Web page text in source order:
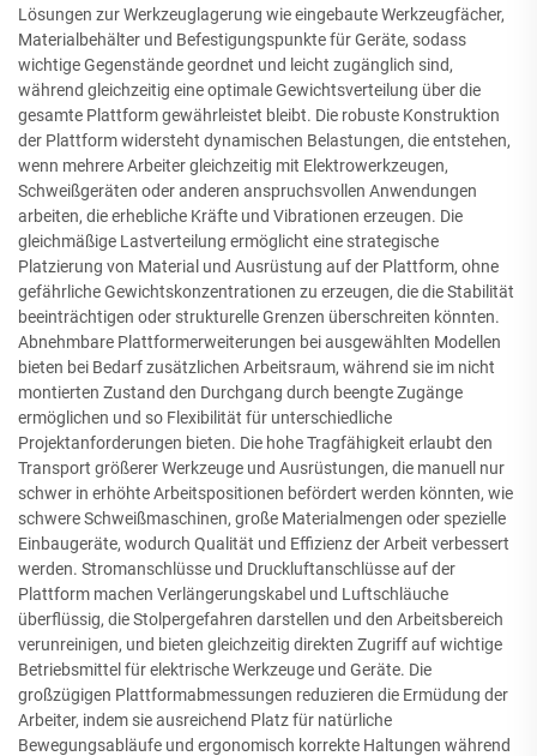
Lösungen zur Werkzeuglagerung wie eingebaute Werkzeugfächer,
Materialbehälter und Befestigungspunkte für Geräte, sodass
wichtige Gegenstände geordnet und leicht zugänglich sind,
während gleichzeitig eine optimale Gewichtsverteilung über die
gesamte Plattform gewährleistet bleibt. Die robuste Konstruktion
der Plattform widersteht dynamischen Belastungen, die entstehen,
wenn mehrere Arbeiter gleichzeitig mit Elektrowerkzeugen,
Schweißgeräten oder anderen anspruchsvollen Anwendungen
arbeiten, die erhebliche Kräfte und Vibrationen erzeugen. Die
gleichmäßige Lastverteilung ermöglicht eine strategische
Platzierung von Material und Ausrüstung auf der Plattform, ohne
gefährliche Gewichtskonzentrationen zu erzeugen, die die Stabilität
beeinträchtigen oder strukturelle Grenzen überschreiten könnten.
Abnehmbare Plattformerweiterungen bei ausgewählten Modellen
bieten bei Bedarf zusätzlichen Arbeitsraum, während sie im nicht
montierten Zustand den Durchgang durch beengte Zugänge
ermöglichen und so Flexibilität für unterschiedliche
Projektanforderungen bieten. Die hohe Tragfähigkeit erlaubt den
Transport größerer Werkzeuge und Ausrüstungen, die manuell nur
schwer in erhöhte Arbeitspositionen befördert werden könnten, wie
schwere Schweißmaschinen, große Materialmengen oder spezielle
Einbaugeräte, wodurch Qualität und Effizienz der Arbeit verbessert
werden. Stromanschlüsse und Druckluftanschlüsse auf der
Plattform machen Verlängerungskabel und Luftschläuche
überflüssig, die Stolpergefahren darstellen und den Arbeitsbereich
verunreinigen, und bieten gleichzeitig direkten Zugriff auf wichtige
Betriebsmittel für elektrische Werkzeuge und Geräte. Die
großzügigen Plattformabmessungen reduzieren die Ermüdung der
Arbeiter, indem sie ausreichend Platz für natürliche
Bewegungsabläufe und ergonomisch korrekte Haltungen während